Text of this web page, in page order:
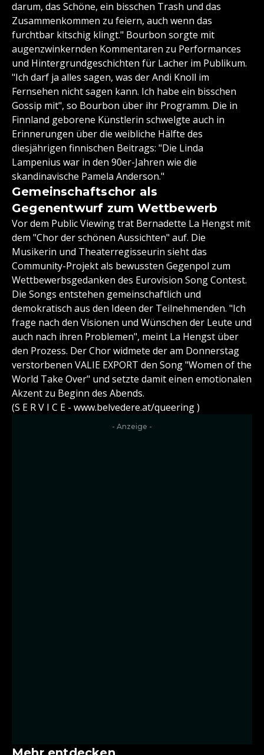
darum, das Schöne, ein bisschen Trash und das
Zusammenkommen zu feiern, auch wenn das
furchtbar kitschig klingt." Bourbon sorgte mit
augenzwinkernden Kommentaren zu Performances
und Hintergrundgeschichten für Lacher im Publikum.
"Ich darf ja alles sagen, was der Andi Knoll im
Fernsehen nicht sagen kann. Ich habe ein bisschen
Gossip mit", so Bourbon über ihr Programm. Die in
Finnland geborene Künstlerin schwelgte auch in
Erinnerungen über die weibliche Hälfte des
diesjährigen finnischen Beitrags: "Die Linda
Lampenius war in den 90er-Jahren wie die
skandinavische Pamela Anderson."
Gemeinschaftschor als
Gegenentwurf zum Wettbewerb
Vor dem Public Viewing trat Bernadette La Hengst mit
dem "Chor der schönen Aussichten" auf. Die
Musikerin und Theaterregisseurin sieht das
Community-Projekt als bewussten Gegenpol zum
Wettbewerbsgedanken des Eurovision Song Contest.
Die Songs entstehen gemeinschaftlich und
demokratisch aus den Ideen der Teilnehmenden. "Ich
frage nach den Visionen und Wünschen der Leute und
auch nach ihren Problemen", meint La Hengst über
den Prozess. Der Chor widmete der am Donnerstag
verstorbenen VALIE EXPORT den Song "Women of the
World Take Over" und setzte damit einen emotionalen
Akzent zu Beginn des Abends.
(S E R V I C E - www.belvedere.at/queering )
- Anzeige -